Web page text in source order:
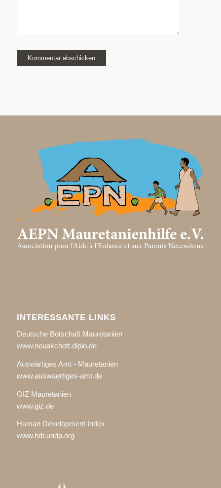
INTERESSANTE LINKS
Deutsche Botschaft Mauretanien
www.nouakchott.diplo.de
Auswärtiges Amt - Mauretanien
www.auswaertiges-amt.de
GIZ Mauretanien
www.giz.de
Human Development Index
www.hdr.undp.org